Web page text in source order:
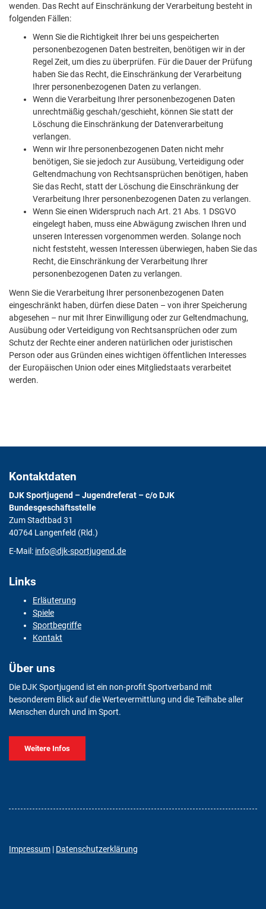
wenden. Das Recht auf Einschränkung der Verarbeitung besteht in
folgenden Fällen:
Wenn Sie die Richtigkeit Ihrer bei uns gespeicherten
personenbezogenen Daten bestreiten, benötigen wir in der
Regel Zeit, um dies zu überprüfen. Für die Dauer der Prüfung
haben Sie das Recht, die Einschränkung der Verarbeitung
Ihrer personenbezogenen Daten zu verlangen.
Wenn die Verarbeitung Ihrer personenbezogenen Daten
unrechtmäßig geschah/geschieht, können Sie statt der
Löschung die Einschränkung der Datenverarbeitung
verlangen.
Wenn wir Ihre personenbezogenen Daten nicht mehr
benötigen, Sie sie jedoch zur Ausübung, Verteidigung oder
Geltendmachung von Rechtsansprüchen benötigen, haben
Sie das Recht, statt der Löschung die Einschränkung der
Verarbeitung Ihrer personenbezogenen Daten zu verlangen.
Wenn Sie einen Widerspruch nach Art. 21 Abs. 1 DSGVO
eingelegt haben, muss eine Abwägung zwischen Ihren und
unseren Interessen vorgenommen werden. Solange noch
nicht feststeht, wessen Interessen überwiegen, haben Sie das
Recht, die Einschränkung der Verarbeitung Ihrer
personenbezogenen Daten zu verlangen.
Wenn Sie die Verarbeitung Ihrer personenbezogenen Daten
eingeschränkt haben, dürfen diese Daten – von ihrer Speicherung
abgesehen – nur mit Ihrer Einwilligung oder zur Geltendmachung,
Ausübung oder Verteidigung von Rechtsansprüchen oder zum
Schutz der Rechte einer anderen natürlichen oder juristischen
Person oder aus Gründen eines wichtigen öffentlichen Interesses
der Europäischen Union oder eines Mitgliedstaats verarbeitet
werden.
Kontaktdaten
DJK Sportjugend – Jugendreferat – c/o DJK
Bundesgeschäftsstelle
Zum Stadtbad 31
40764 Langenfeld (Rld.)
E-Mail: info@djk-sportjugend.de
Links
Erläuterung
Spiele
Sportbegriffe
Kontakt
Über uns
Die DJK Sportjugend ist ein non-profit Sportverband mit
besonderem Blick auf die Wertevermittlung und die Teilhabe aller
Menschen durch und im Sport.
Weitere Infos
Impressum | Datenschutzerklärung